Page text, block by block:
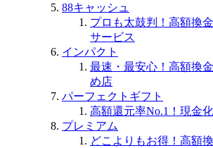
88キャッシュ
プロも太鼓判！高額換
サービス
インパクト
最速・最安心！高額換
め店
パーフェクトギフト
高額還元率No.1！現金
プレミアム
どこよりもお得！高額